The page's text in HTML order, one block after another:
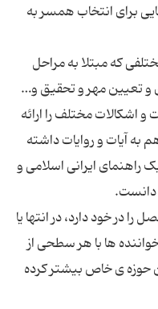
برای انتخاب همسر به
که مبتلا به مراحل
و تعیین مهر و تحقیق و…
اشکالات مختلف را ارائه
آیات و روایات داشته
راهنمای ایرانی اسلامی و
در خود دارد، در انتها یا
ها با هر سطحی از
حوزه ی خاص بیشتر کرده